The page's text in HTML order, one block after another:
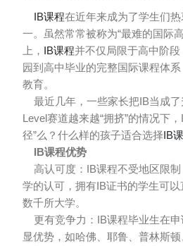
IB课程在近年来成为了学生们
一。虽然常常被称为“最难的国际
上， IB课程并不仅局限于高中阶
园到高中毕业的完整国际课程体
教育。
最近几年，一些家长把IB当成了
Level赛道越来越“拥挤”的情况下
径”么？什么样的孩子适合选择IB
IB课程优势
高认可度：IB课程不受地区限制
学的认可，拥有IB证书的学生可
数千所大学。
更有竞争力：IB课程毕业生在申
显优势，如哈佛、耶鲁、普林斯